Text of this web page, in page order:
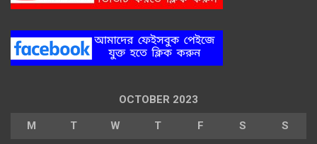
OCTOBER 2023
M T W T F S S